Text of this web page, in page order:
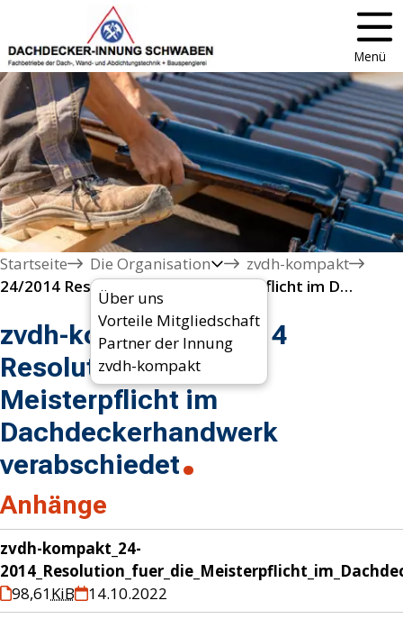
Menü
Startseite
Die Organisation
Über uns
Vorteile Mitgliedschaft
Partner der Innung
zvdh-kompakt
zvdh-kompakt
24/2014 Resolution für die Meisterpflicht im Dachdeckerhandwerk verabschiedet
zvdh-kompakt 24/2014
Resolution für die
Meisterpflicht im
Dachdeckerhandwerk
verabschiedet
Anhänge
zvdh-kompakt_24-
98,61KiB 14.10.2022